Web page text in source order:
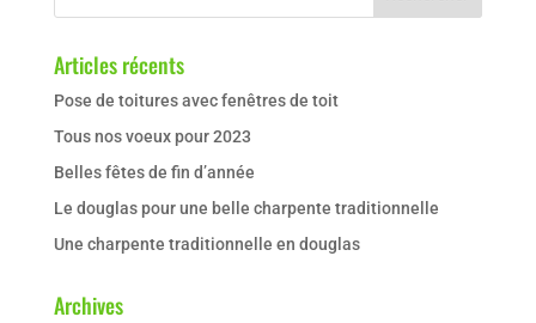
Articles récents
Pose de toitures avec fenêtres de toit
Tous nos voeux pour 2023
Belles fêtes de fin d’année
Le douglas pour une belle charpente traditionnelle
Une charpente traditionnelle en douglas
Archives